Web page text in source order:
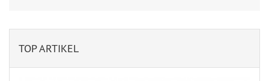
TOP ARTIKEL